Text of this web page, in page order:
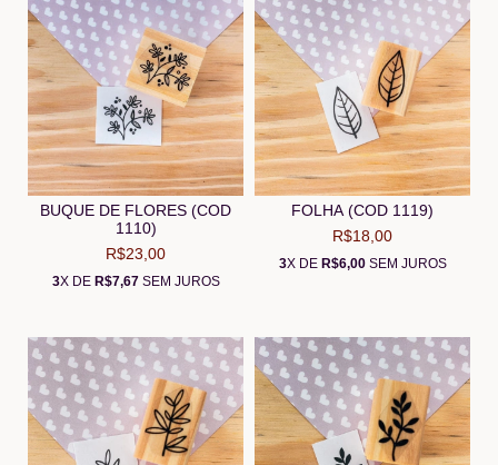
BUQUE DE FLORES (COD
1110)
R$23,00
3X DE R$7,67SEM JUROS
FOLHA (COD 1119)
R$18,00
3X DE R$6,00SEM JUROS